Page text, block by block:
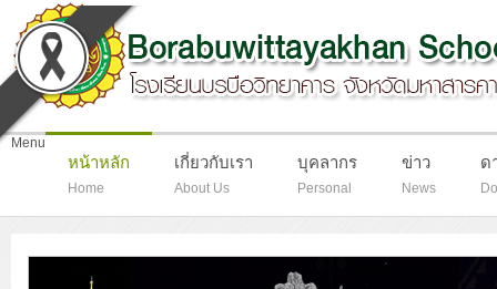
Menu
หน้าหลัก
Home
เกี่ยวกับเรา
About Us
บุคลากร
Personal
ข่าว
News
ด